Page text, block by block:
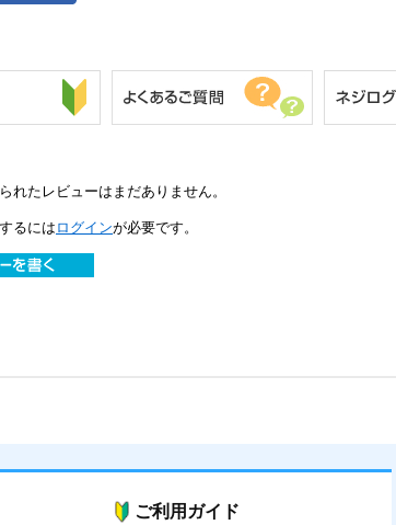
れたレビューはまだありません。
るには ログインが必要です。
ご利用ガイド